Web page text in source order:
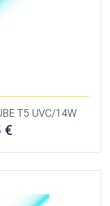
T5 UVC/14W
€